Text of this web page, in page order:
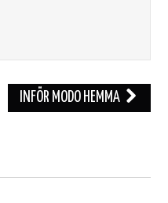
INFÖR MODO HEMMA